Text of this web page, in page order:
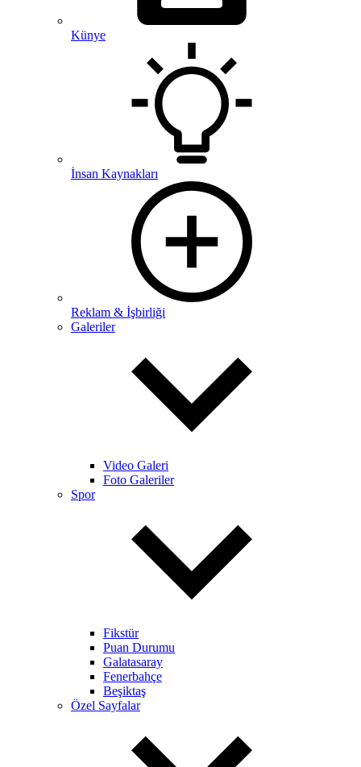
Künye
İnsan Kaynakları
Reklam & İşbirliği
Galeriler
Video Galeri
Foto Galeriler
Spor
Fikstür
Puan Durumu
Galatasaray
Fenerbahçe
Beşiktaş
Özel Sayfalar